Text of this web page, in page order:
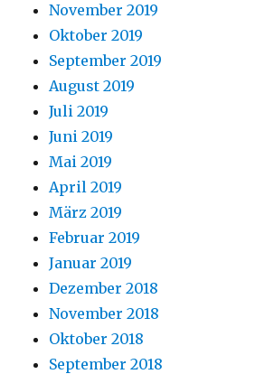
November 2019
Oktober 2019
September 2019
August 2019
Juli 2019
Juni 2019
Mai 2019
April 2019
März 2019
Februar 2019
Januar 2019
Dezember 2018
November 2018
Oktober 2018
September 2018